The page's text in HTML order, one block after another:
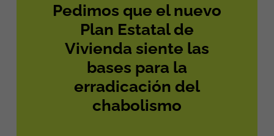
Pedimos que el nuevo
Plan Estatal de
Vivienda siente las
bases para la
erradicación del
chabolismo